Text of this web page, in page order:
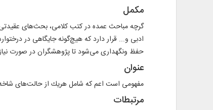
مكمل
گرچه مباحث عمده در کتب کلامی، بحث‌های
ادبى و... قرار دارد كه هيچ‌گونه جايگاهى در
حفظ ونگهدارى می‌شود تا پژوهشگران در صورت نياز
عنوان
مفهومى ‏است اعم كه شامل هريك از حالت‌هاى
مرتبطات